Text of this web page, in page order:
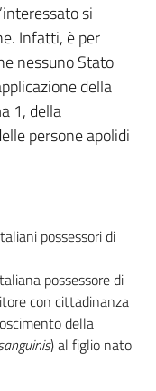
si
Infatti, è per
nessuno Stato
della
1, della
persone apolidi
possessori di
possessore di
con cittadinanza
della
) al figlio nato